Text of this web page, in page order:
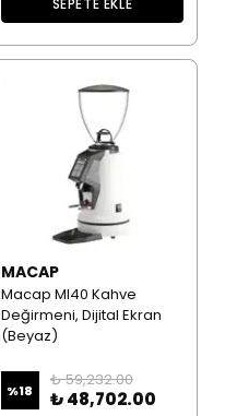
SEPETE EKLE
MACAP
Macap MI40 Kahve
Değirmeni, Dijital Ekran
(Beyaz)
%18
₺ 59,232.00
₺ 48,702.00